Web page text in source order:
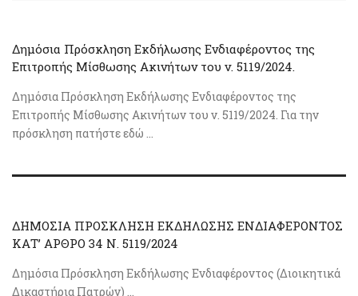
Δημόσια Πρόσκληση Εκδήλωσης Ενδιαφέροντος της
Επιτροπής Μίσθωσης Ακινήτων του ν. 5119/2024.
Δημόσια Πρόσκληση Εκδήλωσης Ενδιαφέροντος της
Επιτροπής Μίσθωσης Ακινήτων του ν. 5119/2024. Για την
πρόσκληση πατήστε εδώ ...
ΔΗΜΟΣΙΑ ΠΡΟΣΚΛΗΣΗ ΕΚΔΗΛΩΣΗΣ ΕΝΔΙΑΦΕΡΟΝΤΟΣ
ΚΑΤ’ ΑΡΘΡΟ 34 Ν. 5119/2024
Δημόσια Πρόσκληση Εκδήλωσης Ενδιαφέροντος (Διοικητικά
Δικαστήρια Πατρών) ...